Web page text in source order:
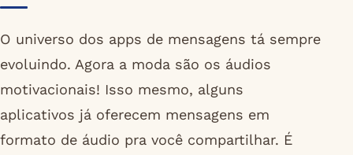
O universo dos apps de mensagens tá sempre
evoluindo. Agora a moda são os áudios
motivacionais! Isso mesmo, alguns
aplicativos já oferecem mensagens em
formato de áudio pra você compartilhar. É